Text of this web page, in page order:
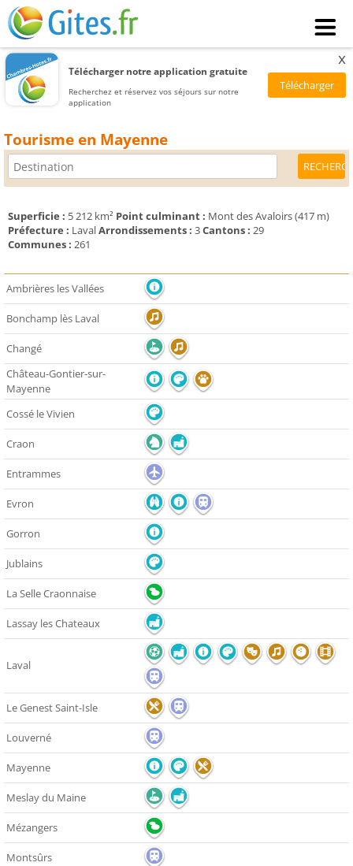
Télécharger notre application gratuite
Recherchez et réservez vos séjours sur notre
application
x
Tourisme en Mayenne
Superficie : 5 212 km² Point culminant : Mont des Avaloirs (417 m)
Préfecture : LavalArrondissements : 3Cantons : 29
Communes : 261
Ambrières les Vallées
Bonchamp lès Laval
Changé
Château-Gontier-sur-
Mayenne
Cossé le Vivien
Craon
Entrammes
Evron
Gorron
Jublains
La Selle Craonnaise
Lassay les Chateaux
Laval
Le Genest Saint-Isle
Louverné
Mayenne
Meslay du Maine
Mézangers
Montsûrs